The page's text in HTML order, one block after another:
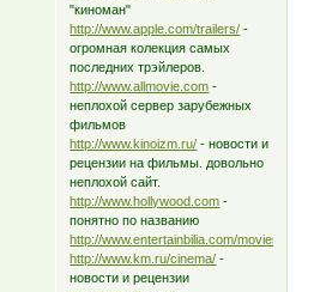
"киноман"
http://www.apple.com/trailers/ -
огромная колекция самых
последних трэйлеров.
http://www.allmovie.com -
неплохой сервер зарубежных
фильмов
http://www.kinoizm.ru/ - новости и
рецензии на фильмы. довольно
неплохой сайт.
http://www.hollywood.com -
понятно по названию
http://www.entertainbilia.com/movies.html
http://www.km.ru/cinema/ -
новости и рецензии